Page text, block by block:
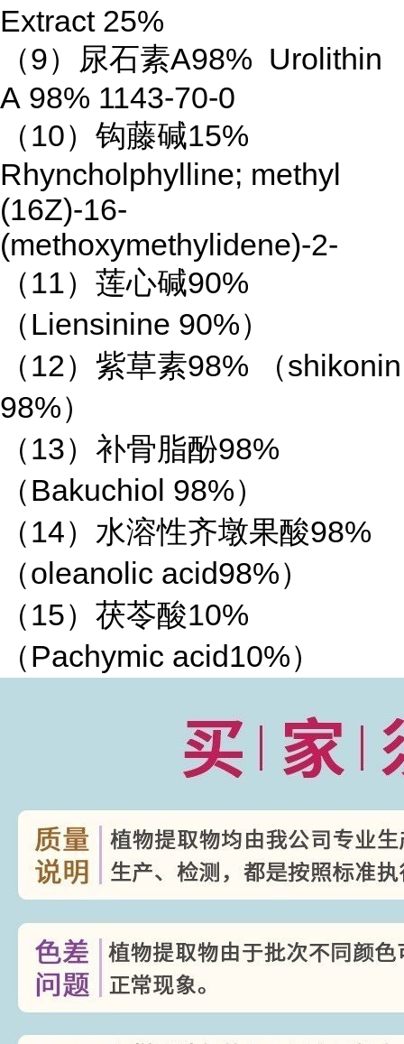
Extract 25%
（9）尿石素A98% Urolithin
A 98% 1143-70-0
（10）钩藤碱15%
Rhyncholphylline; methyl
(16Z)-16-
(methoxymethylidene)-2-
（11）莲心碱90%
（Liensinine 90%）
（12）紫草素98% （shikonin
98%）
（13）补骨脂酚98%
（Bakuchiol 98%）
（14）水溶性齐墩果酸98%
（oleanolic acid98%）
（15）茯苓酸10%
（Pachymic acid10%）